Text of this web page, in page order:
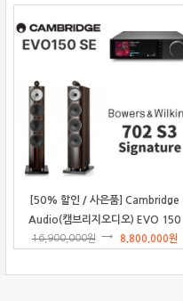
[50% 할인 / 사은품] Cambridge
Audio(캠브리지오디오) EVO 150
SE + B&W 702 S3 Signature 패
16,900,000원 8,800,000원